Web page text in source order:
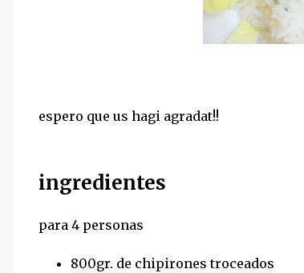
espero que us hagi agradat!!
ingredientes
para 4 personas
800gr. de chipirones troceados